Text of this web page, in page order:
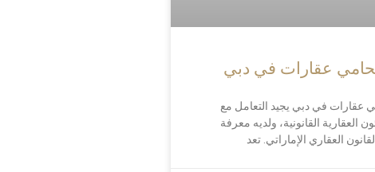
عقارات في دبي
عقارات في دبي يجيد التعامل مع
العقارية القانونية، ولديه معرفة
العقاري الإماراتي. تعد